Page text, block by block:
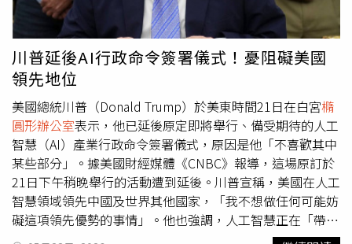
朗核計畫或濃縮鈾相關的協議內容，而這2項議題一直被川
普政府反覆強調是結束戰爭的關鍵條件。伊朗則一直希望將
核談判延後至美國的敵對行動停止後再進行。伊朗半官方的
《法斯通訊社》（Fars News Agency）也報導稱，根據伊
朗與美國最新交換的文本內容，荷姆茲海峽將持續由伊朗管
理，且川普宣布將重新開放海峽並列入協議內容的相關說
法，「並不完整，也與現實情況不符。」《路透社》23日報
導稱，伊朗首席談判代表已告知巴基斯坦官員，伊朗不會在
其「合法權利」上妥協，同時對美國抱持不信任態度。伊朗
外交部也表示，目前雙方距離達成協議「既非常遙遠，又非
常接近」，同時指出美方已多次提出「相互矛盾的立場」。
與此同時，英國《金融時報》（Financial Times）23日的報
導則透露，潛在協議內容將建立核談判架構、放寬對伊朗的
川普延後AI行政命令簽署儀式！憂阻礙美國
領先地位
美國總統川普（Donald Trump）於美東時間21日在白宮橢
圓形辦公室表示，他已延後原定即將舉行、備受期待的人工
智慧（AI）產業行政命令簽署儀式，原因是他「不喜歡其中
某些部分」。據美國財經媒體《CNBC》報導，這場原訂於
21日下午稍晚舉行的活動遭到延後。川普宣稱，美國在人工
智慧領域領先中國及世界其他國家，「我不想做任何可能妨
礙這項領先優勢的事情」。他也強調，人工智慧正在「帶來
極大的益處」，創造了大量的就業機會，而他擔心這項行政